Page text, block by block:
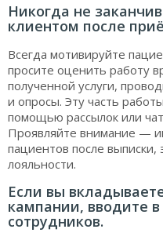
Никогда не
клиентом после
Всегда мотивируйте
просите оценить работу
полученной услуги,
и опросы. Эту часть
помощью рассылок или
Проявляйте внимание —
пациентов после
лояльности.
Если вы
кампании, вводите
сотрудников.